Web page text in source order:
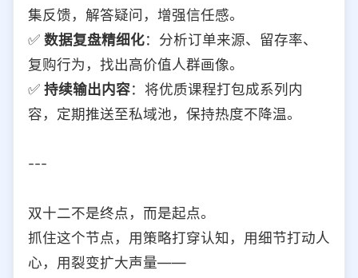
集反馈，解答疑问，增强信任感。
✅ 数据复盘精细化：分析订单来源、留存率、
复购行为，找出高价值人群画像。
✅ 持续输出内容：将优质课程打包成系列内
容，定期推送至私域池，保持热度不降温。
---
双十二不是终点，而是起点。
抓住这个节点，用策略打穿认知，用细节打动人
心，用裂变扩大声量——